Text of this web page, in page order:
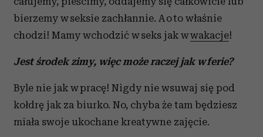
bierzemy w seksie zachłannie. A o to właśnie
chodzi! Mamy wchodzić w seks jak wwakacje!
Jest środek zimy, więc może raczej jak w ferie?
Byle nie jak w pracę! Nigdy nie wsuwaj się pod
kołdrę jak za biurko. No, chyba że tam będziesz
miała swoje ukochane kreatywne zajęcie.